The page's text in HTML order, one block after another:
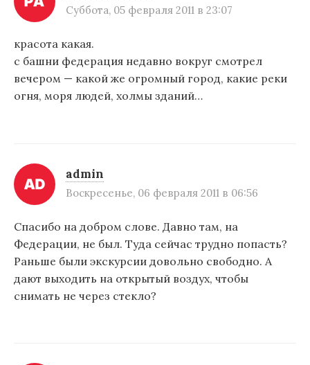
Суббота, 05 февраля 2011 в 23:07
красота какая.
с башни федерация недавно вокруг смотрел
вечером — какой же огромный город, какие реки
огня, моря людей, холмы зданий…
admin
Воскресенье, 06 февраля 2011 в 06:56
Спасибо на добром слове. Давно там, на
Федерации, не был. Туда сейчас трудно попасть?
Раньше были экскурсии довольно свободно. А
дают выходить на открытый воздух, чтобы
снимать не через стекло?